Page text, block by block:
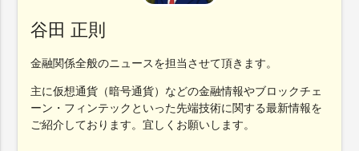
谷田 正則
金融関係全般のニュースを担当させて頂きます。
主に仮想通貨（暗号通貨）などの金融情報やブロックチェ
ーン・フィンテックといった先端技術に関する最新情報を
ご紹介しております。宜しくお願いします。